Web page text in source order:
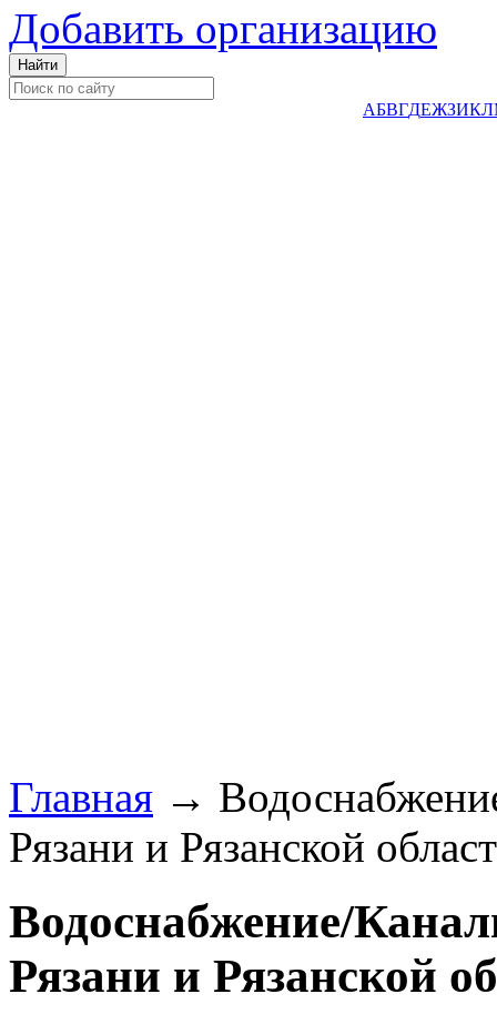
Добавить организацию
АБВГДЕЖЗИКЛ
Главная →
Рязани и Рязанской
Водоснабжение/
Рязани и Рязанской